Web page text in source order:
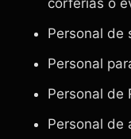
Personal de
Personal
Personal de
Personal de